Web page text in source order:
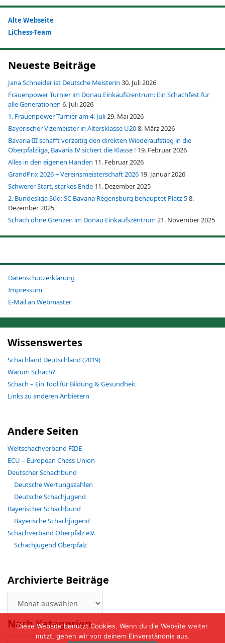
Alte Webseite
LiChess-Team
Neueste Beiträge
Jana Schneider ist Deutsche Meisterin 30. Juli 2026
Frauenpower Turnier im Donau Einkaufszentrum: Ein Schachfest für
alle Generationen 6. Juli 2026
1. Frauenpower Turnier am 4. Juli29. Mai 2026
Bayerischer Vizemeister in Altersklasse U208. März 2026
Bavaria III schafft vorzeitig den direkten Wiederaufstieg in die
Oberpfalzliga, Bavaria IV sichert die Klasse ! 19. Februar 2026
Alles in den eigenen Händen 11. Februar 2026
GrandPrix 2026 + Vereinsmeisterschaft 2026 19. Januar 2026
Schwerer Start, starkes Ende 11. Dezember 2025
2. Bundesliga Süd: SC Bavaria Regensburg behauptet Platz 58.
Dezember 2025
Schach ohne Grenzen im Donau Einkaufszentrum21. November 2025
Datenschutzerklärung
Impressum
E-Mail an Webmaster
Wissenswertes
Schachland Deutschland (2019)
Warum Schach?
Schach – Ein Tool für Bildung & Gesundheit
Links zu anderen Anbietern
Andere Seiten
Weltschachverband FIDE
ECU – European Chess Union
Deutscher Schachbund
Deutsche Wertungszahlen
Deutsche Schachjugend
Bayerischer Schachbund
Bayerische Schachjugend
Schachverband Oberpfalz e.V.
Schachjugend Oberpfalz
Archivierte Beiträge
Beiträge
Nach Kategorien
Diese Website benutzt Cookies. Wenn du die Website weiter
nutzt, gehen wir von deinem Einverständnis aus.